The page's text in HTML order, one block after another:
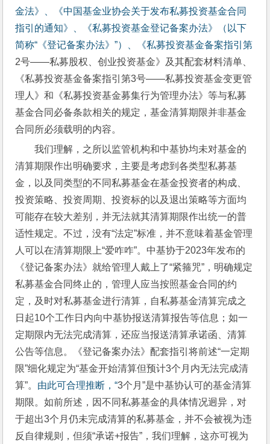
金法》、《中国基金业协会关于发布私募投资基金合同
指引的通知》、《私募投资基金登记备案办法》（以下
简称“《登记备案办法》”）、《私募投资基金备案指引第
2号——私募股权、创业投资基金》及其配套材料清单、
《私募投资基金备案指引第3号——私募投资基金变更管
理人》和《私募投资基金募集行为管理办法》等与私募
基金合同必备条款相关的规定，基金清算期限并非基金
合同所必须载明的内容。
我们理解，之所以监管机构和中基协均未对基金的
清算期限作出明确要求，主要是考虑到各类型私募基
金，以及同类型的不同私募基金在基金投资者的构成、
投资策略、投资周期、投资标的以及退出策略等方面均
可能存在较大差别，并无法就其清算期限作出统一的普
适性规定。不过，没有“法定”标准，并不意味着基金管理
人可以在清算期限上“爱咋咋”。中基协于2023年发布的
《登记备案办法》就给管理人戴上了“紧箍咒”，明确规定
私募基金合同终止的，管理人应当按照基金合同的约
定，及时对私募基金进行清算，自私募基金清算完成之
日起10个工作日内向中基协报送清算报告等信息；如一
定期限内无法完成清算，还应当报送清算承诺函、清算
公告等信息。《登记备案办法》配套指引将前述“一定期
限”细化规定为“基金开始清算但预计3个月内无法完成清
算”。 由此可合理推断，“3个月”是中基协认可的基金清算
期限。如前所述，因不同私募基金的具体情况迥异，对
于超出3个月仍未完成清算的私募基金，并不会被视为违
反自律规则，但须“承诺+报告”，我们理解，这亦可视为